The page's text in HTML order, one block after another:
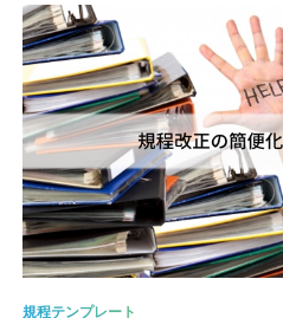
規程テンプレート